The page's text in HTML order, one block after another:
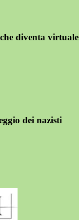
diventa virtuale
dei nazisti